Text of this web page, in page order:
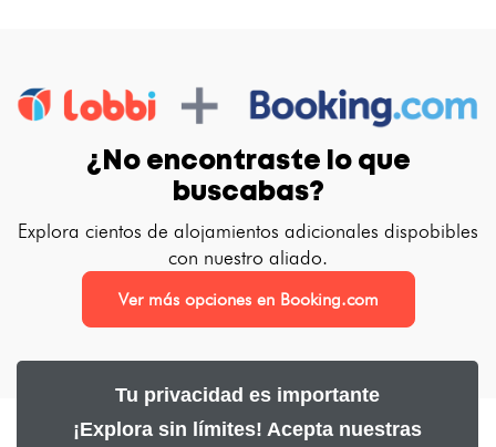
¿No encontraste lo que
buscabas?
Explora cientos de alojamientos adicionales dispobibles
con nuestro aliado.
Ver más opciones en Booking.com
Tu privacidad es importante
¡Explora sin límites! Acepta nuestras